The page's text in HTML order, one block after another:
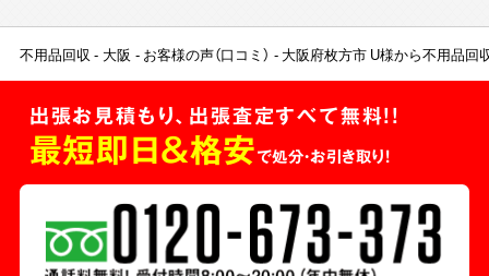
不用品回収 大阪 お客様の声（口コミ） 大阪府枚方市 U様から不用品回
出張お見積もり、出張査定すべて無料!!
最短即日＆格安で処分・お引き取り！